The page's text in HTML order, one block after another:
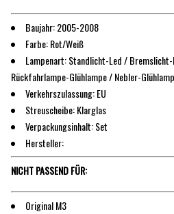
Baujahr: 2005-2008
Farbe: Rot/Weiß
Lampenart: Standlicht-Led /
Rückfahrlampe-Glühlampe / Nebler-
Verkehrszulassung: EU
Streuscheibe: Klarglas
Verpackungsinhalt: Set
Hersteller:
NICHT PASSEND FÜR:
Original M3